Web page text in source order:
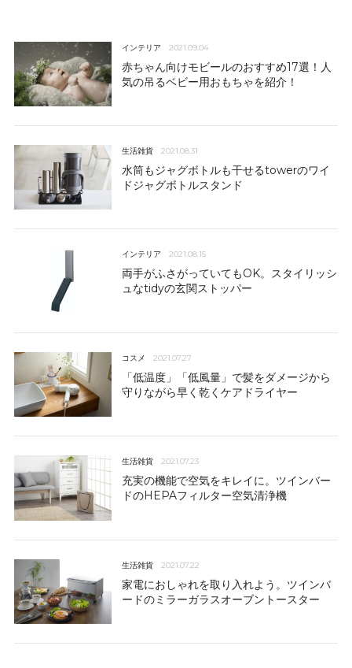
インテリア 2021.09.04
赤ちゃん向けモビールのおすすめ17選！人
気の吊るベビー用おもちゃを紹介！
生活雑貨 2021.08.31
水筒もジャグボトルも干せるtowerのワイ
ドジャグボトルスタンド
インテリア 2021.08.15
両手がふさがっていてもOK。スタイリッシ
ュなtidyの玄関ストッパー
コスメ​ 2021.07.27
「低温度」「低風量」で髪をダメージから
守りながら早く乾くケアドライヤー
生活雑貨 2021.07.23
充実の機能で空気をキレイに。ツインバー
ドのHEPAフィルター空気清浄機
生活雑貨 2021.07.22
家電におしゃれを取り入れよう。ツインバ
ードのミラーガラスオーブントースター